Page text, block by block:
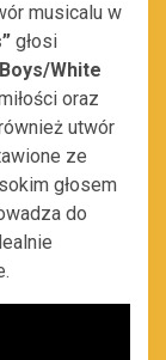
musicalu w
głosi
White
oraz
utwór
ze
głosem
do